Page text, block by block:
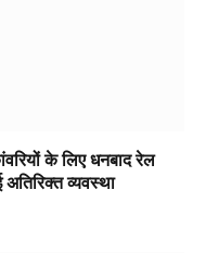
के लिए धनबाद रेल
व्यवस्था